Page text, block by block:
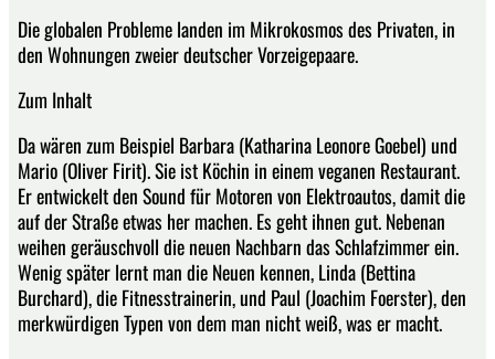
Die globalen Probleme landen im Mikrokosmos des Privaten, in
den Wohnungen zweier deutscher Vorzeigepaare.
Zum Inhalt
Da wären zum Beispiel Barbara (Katharina Leonore Goebel) und
Mario (Oliver Firit). Sie ist Köchin in einem veganen Restaurant.
Er entwickelt den Sound für Motoren von Elektroautos, damit die
auf der Straße etwas her machen. Es geht ihnen gut. Nebenan
weihen geräuschvoll die neuen Nachbarn das Schlafzimmer ein.
Wenig später lernt man die Neuen kennen, Linda (Bettina
Burchard), die Fitnesstrainerin, und Paul (Joachim Foerster), den
merkwürdigen Typen von dem man nicht weiß, was er macht.